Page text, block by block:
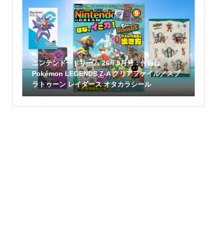
ニンテンドードリーム 26年9月号：付録は
Pokémon LEGENDS Z-A クリアファイル／スプ
ラトゥーン レイダース オタカラシール